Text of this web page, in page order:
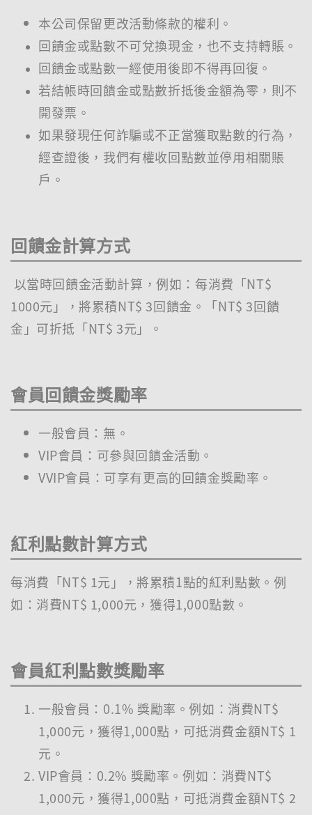
本公司保留更改活動條款的權利。
回饋金或點數不可兌換現金，也不支持轉賬。
回饋金或點數一經使用後即不得再回復。
若結帳時回饋金或點數折抵後金額為零，則不
開發票。
如果發現任何詐騙或不正當獲取點數的行為，
經查證後，我們有權收回點數並停用相關賬
戶。
回饋金計算方式
以當時回饋金活動計算，例如：每消費「NT$
1000元」，將累積NT$ 3回饋金。「NT$ 3回饋
金」可折抵「NT$ 3元」。
會員回饋金獎勵率
一般會員：無。
VIP會員：可參與回饋金活動。
VVIP會員：可享有更高的回饋金獎勵率。
紅利點數計算方式
每消費「NT$ 1元」，將累積1點的紅利點數。例
如：消費NT$ 1,000元，獲得1,000點數。
會員紅利點數獎勵率
一般會員：0.1% 獎勵率。例如：消費NT$
1,000元，獲得1,000點，可抵消費金額NT$ 1
元。
VIP會員：0.2% 獎勵率。例如：消費NT$
1,000元，獲得1,000點，可抵消費金額NT$ 2